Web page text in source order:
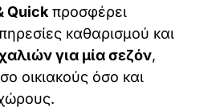
Quickπροσφέρει
καθαρισμού και
για μία σεζόν,
οικιακούς όσο και